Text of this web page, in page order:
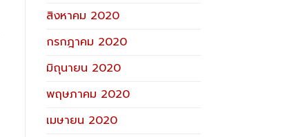
สิงหาคม 2020
กรกฎาคม 2020
มิถุนายน 2020
พฤษภาคม 2020
เมษายน 2020